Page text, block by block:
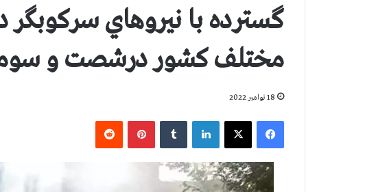
گسترده با نيروهاي سركوبگر
مختلف کشور درشصت و
18 نوامبر 2022
فیس بوک X ‫پین‌ترست